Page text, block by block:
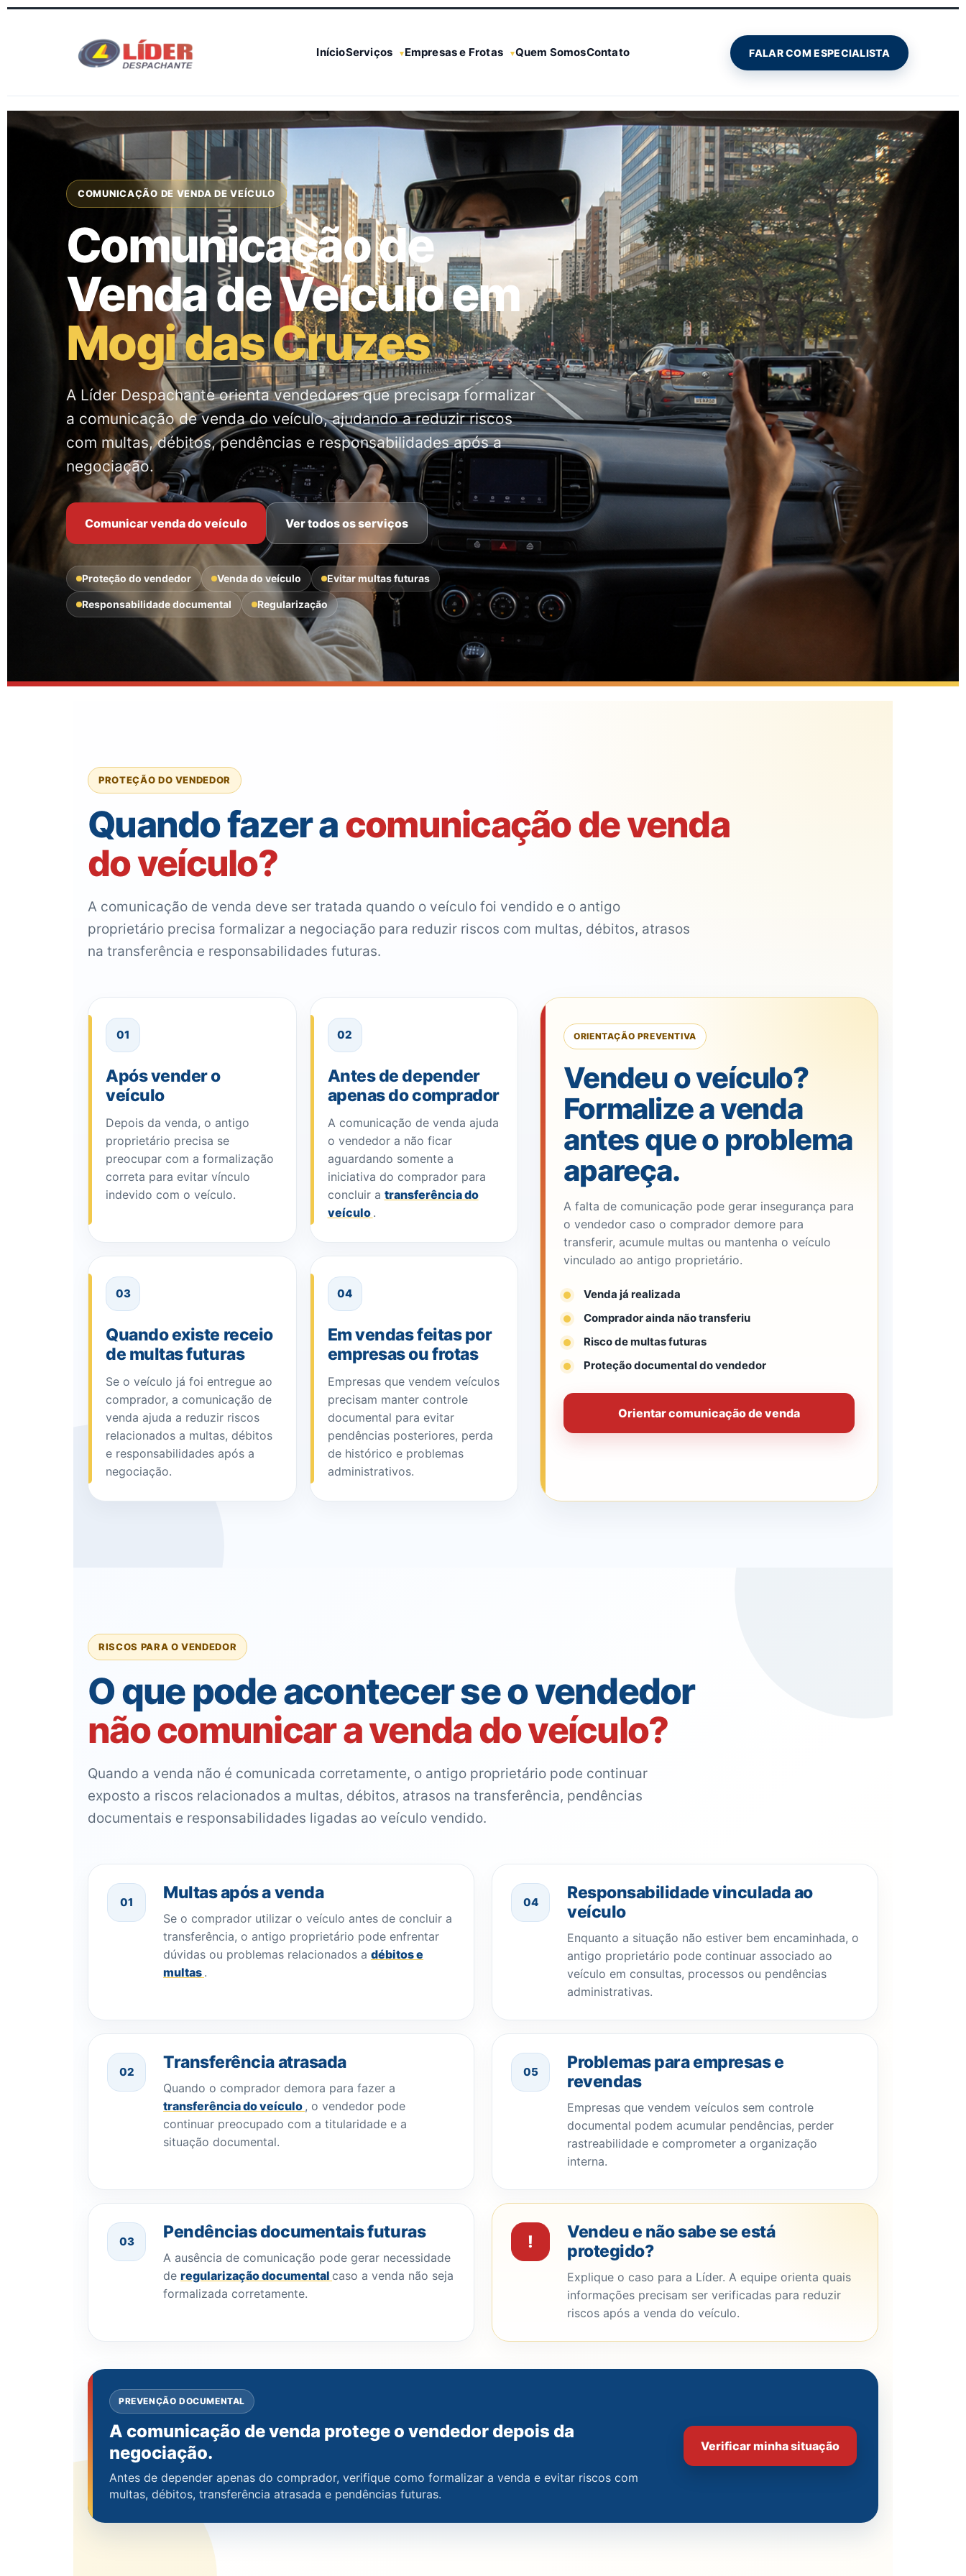
InícioServiços Empresas e Frotas Quem SomosContato FALAR COM ESPECIALISTA
COMUNICAÇÃO DE VENDA DE VEÍCULO
Comunicação de
Venda de Veículo em
Mogi das Cruzes
A Líder Despachante orienta vendedores que precisam formalizar
a comunicação de venda do veículo, ajudando a reduzir riscos
com multas, débitos, pendências e responsabilidades após a
negociação.
Comunicar venda do veículo Ver todos os serviços
Proteção do vendedor Venda do veículo Evitar multas futuras
Responsabilidade documental Regularização
PROTEÇÃO DO VENDEDOR
Quando fazer acomunicação de venda
do veículo?
A comunicação de venda deve ser tratada quando o veículo foi vendido e o antigo
proprietário precisa formalizar a negociação para reduzir riscos com multas, débitos, atrasos
na transferência e responsabilidades futuras.
01
Após vender o
veículo
Depois da venda, o antigo
proprietário precisa se
preocupar com a formalização
correta para evitar vínculo
indevido com o veículo.
02
Antes de depender
apenas do comprador
A comunicação de venda ajuda
o vendedor a não ficar
aguardando somente a
iniciativa do comprador para
concluir a transferência do
veículo .
03
Quando existe receio
de multas futuras
Se o veículo já foi entregue ao
comprador, a comunicação de
venda ajuda a reduzir riscos
relacionados a multas, débitos
e responsabilidades após a
negociação.
04
Em vendas feitas por
empresas ou frotas
Empresas que vendem veículos
precisam manter controle
documental para evitar
pendências posteriores, perda
de histórico e problemas
administrativos.
ORIENTAÇÃO PREVENTIVA
Vendeu o veículo?
Formalize a venda
antes que o problema
apareça.
A falta de comunicação pode gerar insegurança para
o vendedor caso o comprador demore para
transferir, acumule multas ou mantenha o veículo
vinculado ao antigo proprietário.
Venda já realizada
Comprador ainda não transferiu
Risco de multas futuras
Proteção documental do vendedor
Orientar comunicação de venda
RISCOS PARA O VENDEDOR
O que pode acontecer se o vendedor
não comunicar a venda do veículo?
Quando a venda não é comunicada corretamente, o antigo proprietário pode continuar
exposto a riscos relacionados a multas, débitos, atrasos na transferência, pendências
documentais e responsabilidades ligadas ao veículo vendido.
01 Multas após a venda
Se o comprador utilizar o veículo antes de concluir a
transferência, o antigo proprietário pode enfrentar
dúvidas ou problemas relacionados a débitos e
multas .
02 Transferência atrasada
Quando o comprador demora para fazer a
transferência do veículo , o vendedor pode
continuar preocupado com a titularidade e a
situação documental.
03 Pendências documentais futuras
A ausência de comunicação pode gerar necessidade
de regularização documental caso a venda não seja
formalizada corretamente.
04
Responsabilidade vinculada ao
veículo
Enquanto a situação não estiver bem encaminhada, o
antigo proprietário pode continuar associado ao
veículo em consultas, processos ou pendências
administrativas.
05
Problemas para empresas e
revendas
Empresas que vendem veículos sem controle
documental podem acumular pendências, perder
rastreabilidade e comprometer a organização
interna.
!
Vendeu e não sabe se está
protegido?
Explique o caso para a Líder. A equipe orienta quais
informações precisam ser verificadas para reduzir
riscos após a venda do veículo.
PREVENÇÃO DOCUMENTAL
A comunicação de venda protege o vendedor depois da
negociação.
Antes de depender apenas do comprador, verifique como formalizar a venda e evitar riscos com
multas, débitos, transferência atrasada e pendências futuras.
Verificar minha situação